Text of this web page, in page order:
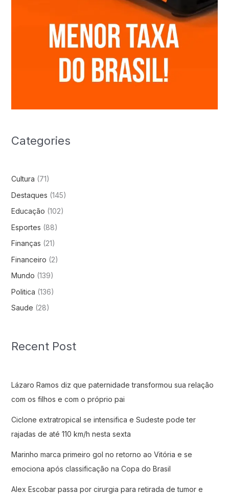
Categories
Cultura (71)
Destaques (145)
Educação (102)
Esportes (88)
Finanças (21)
Financeiro (2)
Mundo (139)
Politica (136)
Saude (28)
Recent Post
Lázaro Ramos diz que paternidade transformou sua relação
com os filhos e com o próprio pai
Ciclone extratropical se intensifica e Sudeste pode ter
rajadas de até 110 km/h nesta sexta
Marinho marca primeiro gol no retorno ao Vitória e se
emociona após classificação na Copa do Brasil
Alex Escobar passa por cirurgia para retirada de tumor e